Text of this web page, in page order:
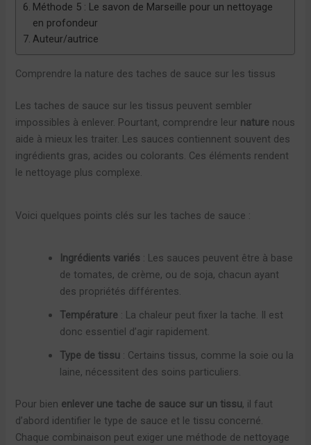
Méthode 5 : Le savon de Marseille pour un nettoyage
en profondeur
Auteur/autrice
Comprendre la nature des taches de sauce sur les tissus
Les taches de sauce sur les tissus peuvent sembler
impossibles à enlever. Pourtant, comprendre leur nature nous
aide à mieux les traiter. Les sauces contiennent souvent des
ingrédients gras, acides ou colorants. Ces éléments rendent
le nettoyage plus complexe.
Voici quelques points clés sur les taches de sauce :
Ingrédients variés : Les sauces peuvent être à base
de tomates, de crème, ou de soja, chacun ayant
des propriétés différentes.
Température : La chaleur peut fixer la tache. Il est
donc essentiel d’agir rapidement.
Type de tissu : Certains tissus, comme la soie ou la
laine, nécessitent des soins particuliers.
Pour bien enlever une tache de sauce sur un tissu, il faut
d’abord identifier le type de sauce et le tissu concerné.
Chaque combinaison peut exiger une méthode de nettoyage